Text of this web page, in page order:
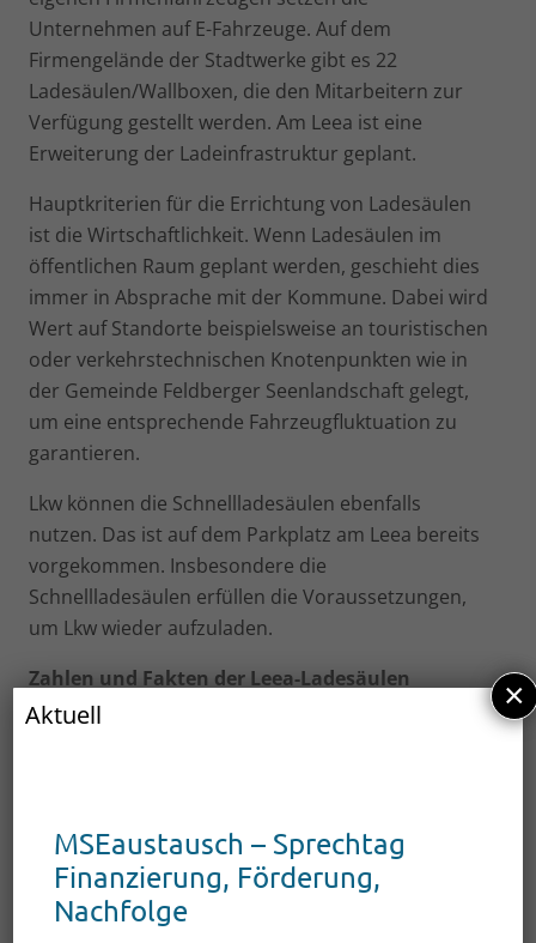
Unternehmen auf E-Fahrzeuge. Auf dem
Firmengelände der Stadtwerke gibt es 22
Ladesäulen/Wallboxen, die den Mitarbeitern zur
Verfügung gestellt werden. Am Leea ist eine
Erweiterung der Ladeinfrastruktur geplant.
Hauptkriterien für die Errichtung von Ladesäulen
ist die Wirtschaftlichkeit. Wenn Ladesäulen im
öffentlichen Raum geplant werden, geschieht dies
immer in Absprache mit der Kommune. Dabei wird
Wert auf Standorte beispielsweise an touristischen
oder verkehrstechnischen Knotenpunkten wie in
der Gemeinde Feldberger Seenlandschaft gelegt,
um eine entsprechende Fahrzeugfluktuation zu
garantieren.
Lkw können die Schnellladesäulen ebenfalls
nutzen. Das ist auf dem Parkplatz am Leea bereits
vorgekommen. Insbesondere die
Schnellladesäulen erfüllen die Voraussetzungen,
um Lkw wieder aufzuladen.
Zahlen und Fakten der Leea-Ladesäulen
Normallader
Neustrelitz, Am Tiergarten
Neustrelitz, Strelitzer Chaussee
Aktuell
MSEaustausch – Sprechtag
Finanzierung, Förderung,
Nachfolge
×